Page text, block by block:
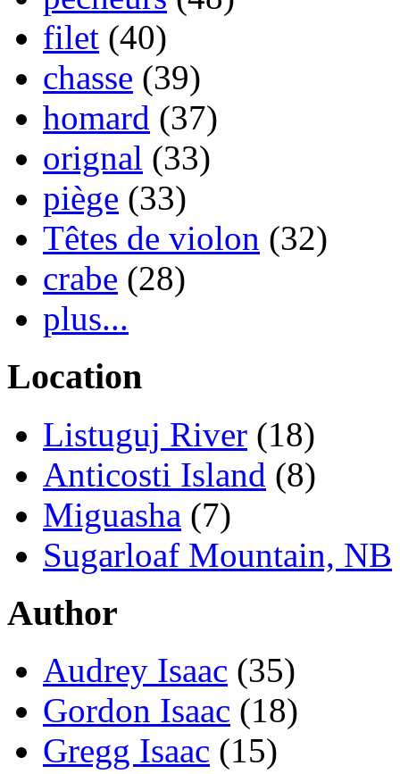
filet (40)
chasse (39)
homard (37)
orignal (33)
piège (33)
Têtes de violon (32)
crabe (28)
plus...
Location
Listuguj River (18)
Anticosti Island (8)
Miguasha (7)
Sugarloaf Mountain, NB
Author
Audrey Isaac (35)
Gordon Isaac (18)
Gregg Isaac (15)